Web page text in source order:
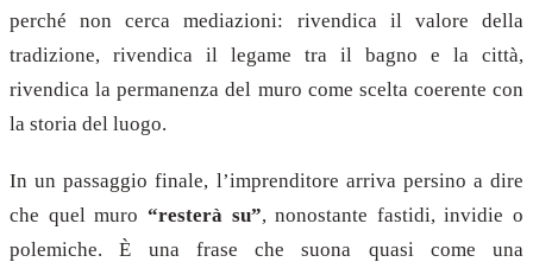
perché non cerca mediazioni: rivendica il valore della
tradizione, rivendica il legame tra il bagno e la città,
rivendica la permanenza del muro come scelta coerente con
la storia del luogo.
In un passaggio finale, l’imprenditore arriva persino a dire
che quel muro “resterà su”, nonostante fastidi, invidie o
polemiche. È una frase che suona quasi come una